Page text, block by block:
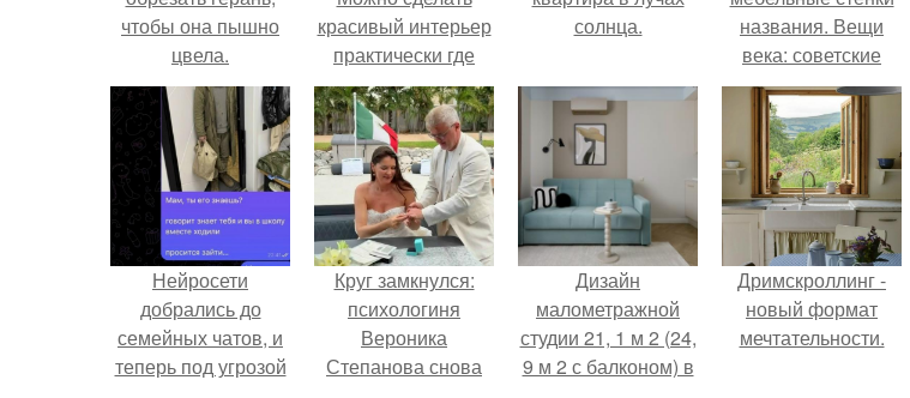
чтобы она пышно
цвела.
красивый интерьер
практически где
угодно.
солнца.
названия. Вещи
века: советские
стенки 80-х.
Нейросети
добрались до
семейных чатов, и
теперь под угрозой
Круг замкнулся:
психологиня
Вероника
Степанова снова
Дизайн
малометражной
студии 21, 1 м 2 (24,
9 м 2 с балконом) в
Дримскроллинг -
новый формат
мечтательности.